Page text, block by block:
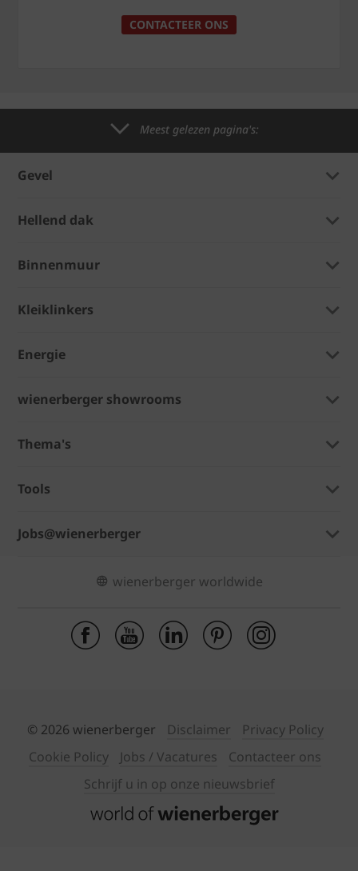
CONTACTEER ONS
Meest gelezen pagina's:
Gevel
Hellend dak
Binnenmuur
Kleiklinkers
Energie
wienerberger showrooms
Thema's
Tools
Jobs@wienerberger
wienerberger worldwide
© 2026 wienerberger Disclaimer
Privacy Policy
Cookie Policy
Jobs / Vacatures
Contacteer ons
Schrijf u in op onze nieuwsbrief